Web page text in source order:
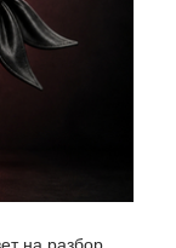
на разбор